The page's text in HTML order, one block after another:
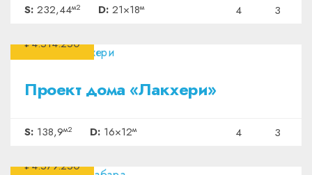
S: 232,44м2 D: 21×18м 4 3
₽4.514.250
Проект дома «Лакхери»
S: 138,9м2 D: 16×12м 4 3
₽4.579.250